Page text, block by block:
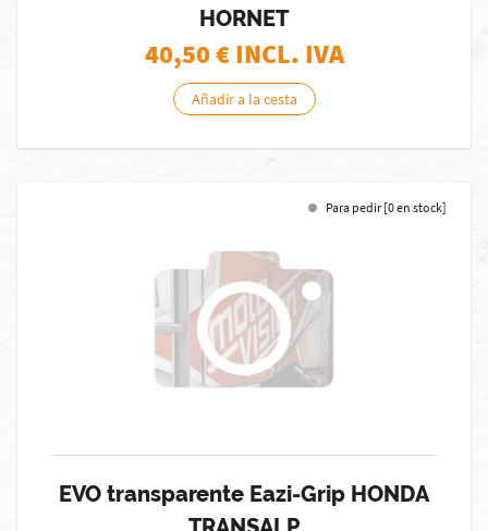
HORNET
40,50€ INCL. IVA
Añadir a la cesta
Para pedir [0 en stock]
EVO transparente Eazi-Grip HONDA